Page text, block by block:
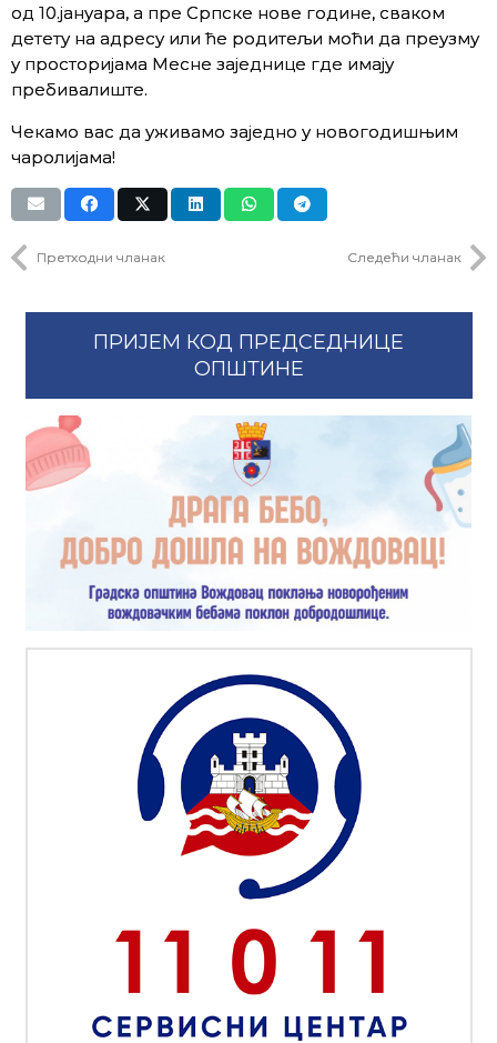
од 10.јануара, а пре Српске нове године, сваком
детету на адресу или ће родитељи моћи да преузму
у просторијама Месне заједнице где имају
пребивалиште.
Чекамо вас да уживамо заједно у новогодишњим
чаролијама!
Претходни чланак Следећи чланак
ПРИЈЕМ КОД ПРЕДСЕДНИЦЕ
ОПШТИНЕ